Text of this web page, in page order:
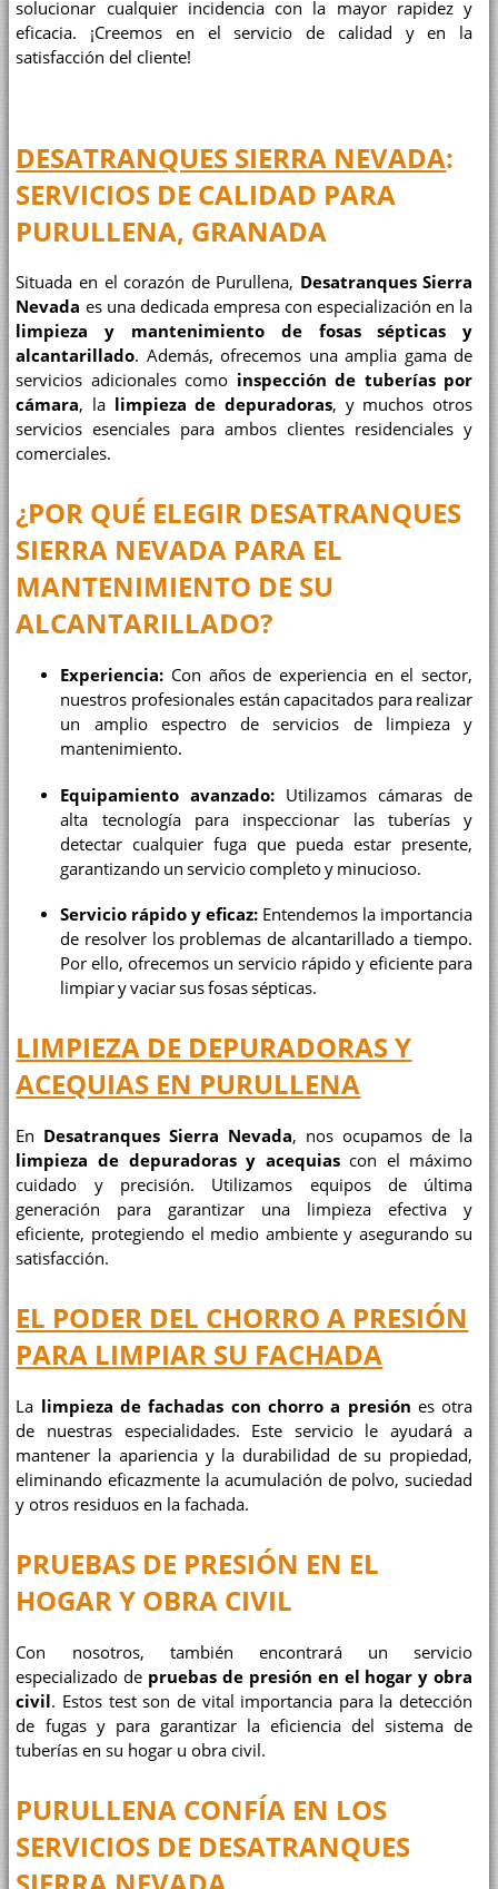
solucionar cualquier incidencia con la mayor rapidez y
eficacia. ¡Creemos en el servicio de calidad y en la
satisfacción del cliente!
DESATRANQUES SIERRA NEVADA:
SERVICIOS DE CALIDAD PARA
PURULLENA, GRANADA
Situada en el corazón de Purullena, Desatranques Sierra
Nevada es una dedicada empresa con especialización en la
limpieza y mantenimiento de fosas sépticas y
alcantarillado. Además, ofrecemos una amplia gama de
servicios adicionales como inspección de tuberías por
cámara, la limpieza de depuradoras, y muchos otros
servicios esenciales para ambos clientes residenciales y
comerciales.
¿POR QUÉ ELEGIR DESATRANQUES
SIERRA NEVADA PARA EL
MANTENIMIENTO DE SU
ALCANTARILLADO?
Experiencia: Con años de experiencia en el sector,
nuestros profesionales están capacitados para realizar
un amplio espectro de servicios de limpieza y
mantenimiento.
Equipamiento avanzado: Utilizamos cámaras de
alta tecnología para inspeccionar las tuberías y
detectar cualquier fuga que pueda estar presente,
garantizando un servicio completo y minucioso.
Servicio rápido y eficaz: Entendemos la importancia
de resolver los problemas de alcantarillado a tiempo.
Por ello, ofrecemos un servicio rápido y eficiente para
limpiar y vaciar sus fosas sépticas.
LIMPIEZA DE DEPURADORAS Y
ACEQUIAS EN PURULLENA
En Desatranques Sierra Nevada, nos ocupamos de la
limpieza de depuradoras y acequiascon el máximo
cuidado y precisión. Utilizamos equipos de última
generación para garantizar una limpieza efectiva y
eficiente, protegiendo el medio ambiente y asegurando su
satisfacción.
EL PODER DEL CHORRO A PRESIÓN
PARA LIMPIAR SU FACHADA
La limpieza de fachadas con chorro a presión es otra
de nuestras especialidades. Este servicio le ayudará a
mantener la apariencia y la durabilidad de su propiedad,
eliminando eficazmente la acumulación de polvo, suciedad
y otros residuos en la fachada.
PRUEBAS DE PRESIÓN EN EL
HOGAR Y OBRA CIVIL
Con nosotros, también encontrará un servicio
especializado de pruebas de presión en el hogar y obra
civil. Estos test son de vital importancia para la detección
de fugas y para garantizar la eficiencia del sistema de
tuberías en su hogar u obra civil.
PURULLENA CONFÍA EN LOS
SERVICIOS DE DESATRANQUES